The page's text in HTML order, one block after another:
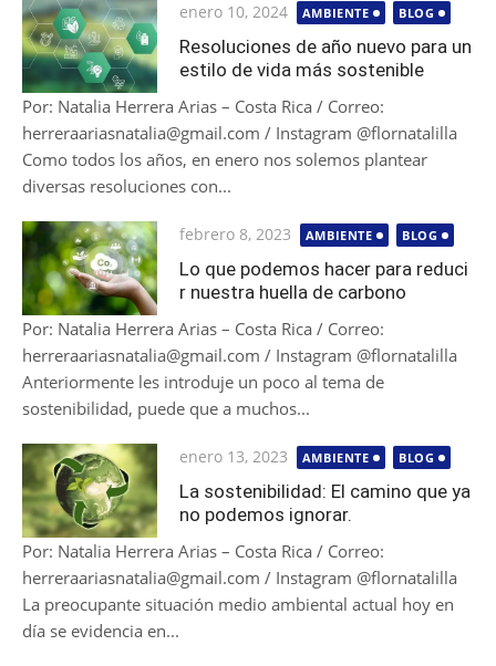
Publicada
el
enero 10, 2024 AMBIENTE BLOG
Resoluciones de año nuevo para un
estilo de vida más sostenible
Por: Natalia Herrera Arias – Costa Rica / Correo:
herreraariasnatalia@gmail.com / Instagram @flornatalilla
Como todos los años, en enero nos solemos plantear
diversas resoluciones con...
Publicada
el
febrero 8, 2023 AMBIENTE BLOG
Lo que podemos hacer para reduci
r nuestra huella de carbono
Por: Natalia Herrera Arias – Costa Rica / Correo:
herreraariasnatalia@gmail.com / Instagram @flornatalilla
Anteriormente les introduje un poco al tema de
sostenibilidad, puede que a muchos...
Publicada
el
enero 13, 2023 AMBIENTE BLOG
La sostenibilidad: El camino que ya
no podemos ignorar.
Por: Natalia Herrera Arias – Costa Rica / Correo:
herreraariasnatalia@gmail.com / Instagram @flornatalilla
La preocupante situación medio ambiental actual hoy en
día se evidencia en...